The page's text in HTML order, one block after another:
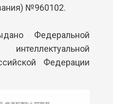
№960102.
Федеральной
Федерации